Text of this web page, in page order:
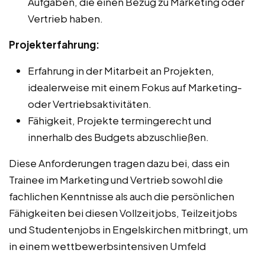
Vertrieb haben.
Projekterfahrung:
Erfahrung in der Mitarbeit an Projekten,
idealerweise mit einem Fokus auf Marketing-
oder Vertriebsaktivitäten.
Fähigkeit, Projekte termingerecht und
innerhalb des Budgets abzuschließen.
Diese Anforderungen tragen dazu bei, dass ein
Trainee im Marketing und Vertrieb sowohl die
fachlichen Kenntnisse als auch die persönlichen
Fähigkeiten bei diesen Vollzeitjobs, Teilzeitjobs
und Studentenjobs in Engelskirchen mitbringt, um
in einem wettbewerbsintensiven Umfeld